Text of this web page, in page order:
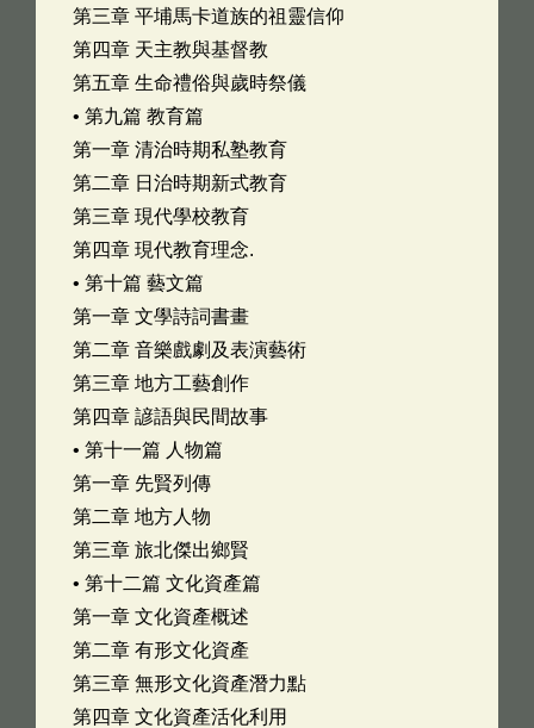
第三章 平埔馬卡道族的祖靈信仰
第四章 天主教與基督教
第五章 生命禮俗與歲時祭儀
• 第九篇 教育篇
第一章 清治時期私塾教育
第二章 日治時期新式教育
第三章 現代學校教育
第四章 現代教育理念.
• 第十篇 藝文篇
第一章 文學詩詞書畫
第二章 音樂戲劇及表演藝術
第三章 地方工藝創作
第四章 諺語與民間故事
• 第十一篇 人物篇
第一章 先賢列傳
第二章 地方人物
第三章 旅北傑出鄉賢
• 第十二篇 文化資產篇
第一章 文化資產概述
第二章 有形文化資產
第三章 無形文化資產潛力點
第四章 文化資產活化利用